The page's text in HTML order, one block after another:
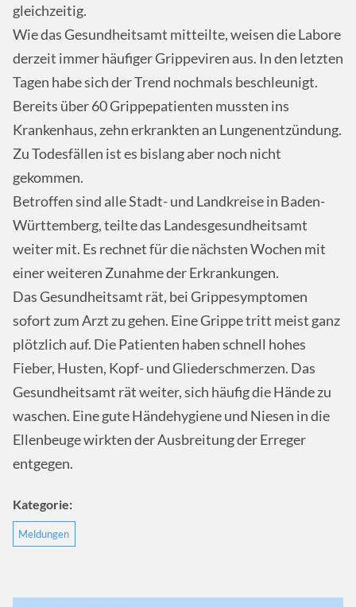
gleichzeitig.
Wie das Gesundheitsamt mitteilte, weisen die Labore
derzeit immer häufiger Grippeviren aus. In den letzten
Tagen habe sich der Trend nochmals beschleunigt.
Bereits über 60 Grippepatienten mussten ins
Krankenhaus, zehn erkrankten an Lungenentzündung.
Zu Todesfällen ist es bislang aber noch nicht
gekommen.
Betroffen sind alle Stadt- und Landkreise in Baden-
Württemberg, teilte das Landesgesundheitsamt
weiter mit. Es rechnet für die nächsten Wochen mit
einer weiteren Zunahme der Erkrankungen.
Das Gesundheitsamt rät, bei Grippesymptomen
sofort zum Arzt zu gehen. Eine Grippe tritt meist ganz
plötzlich auf. Die Patienten haben schnell hohes
Fieber, Husten, Kopf- und Gliederschmerzen. Das
Gesundheitsamt rät weiter, sich häufig die Hände zu
waschen. Eine gute Händehygiene und Niesen in die
Ellenbeuge wirkten der Ausbreitung der Erreger
entgegen.
Kategorie:
Meldungen